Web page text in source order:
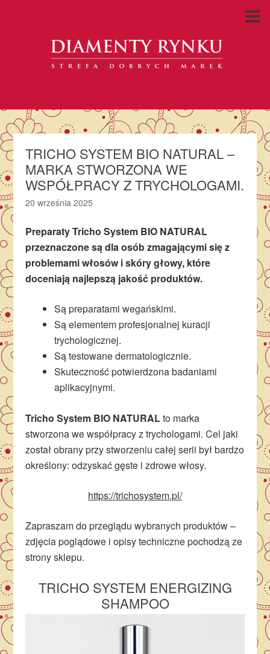
TRICHO SYSTEM BIO NATURAL –
MARKA STWORZONA WE
WSPÓŁPRACY Z TRYCHOLOGAMI.
20 września 2025
Preparaty Tricho System BIO NATURAL
przeznaczone są dla osób zmagającymi się z
problemami włosów i skóry głowy, które
doceniają najlepszą jakość produktów.
Są preparatami wegańskimi.
Są elementem profesjonalnej kuracji
trychologicznej.
Są testowane dermatologicznie.
Skuteczność potwierdzona badaniami
aplikacyjnymi.
Tricho System BIO NATURALto marka
stworzona we współpracy z trychologami. Cel jaki
został obrany przy stworzeniu całej serii był bardzo
określony: odzyskać gęste i zdrowe włosy.
https://trichosystem.pl/
Zapraszam do przeglądu wybranych produktów –
zdjęcia poglądowe i opisy techniczne pochodzą ze
strony sklepu.
TRICHO SYSTEM ENERGIZING
SHAMPOO